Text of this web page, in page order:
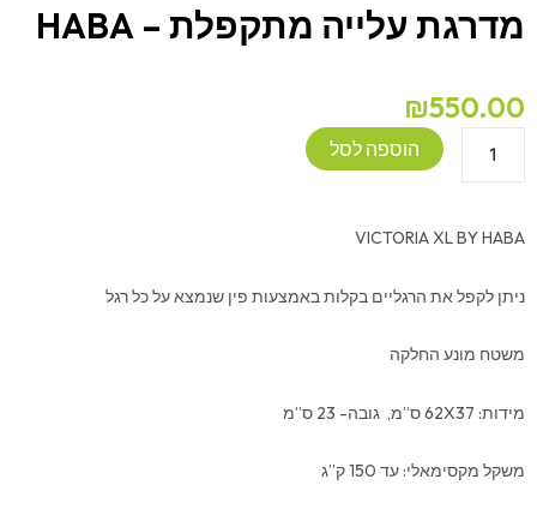
מדרגת עלייה מתקפלת – HABA
₪550.00
HABA
הוספה לסל
VICTORIA XL BY HABA
ניתן לקפל את הרגליים בקלות באמצעות פין שנמצא על כל רגל
משטח מונע החלקה
מידות: 62X37 ס”מ, גובה- 23 ס”מ
משקל מקסימאלי: עד 150 ק”ג